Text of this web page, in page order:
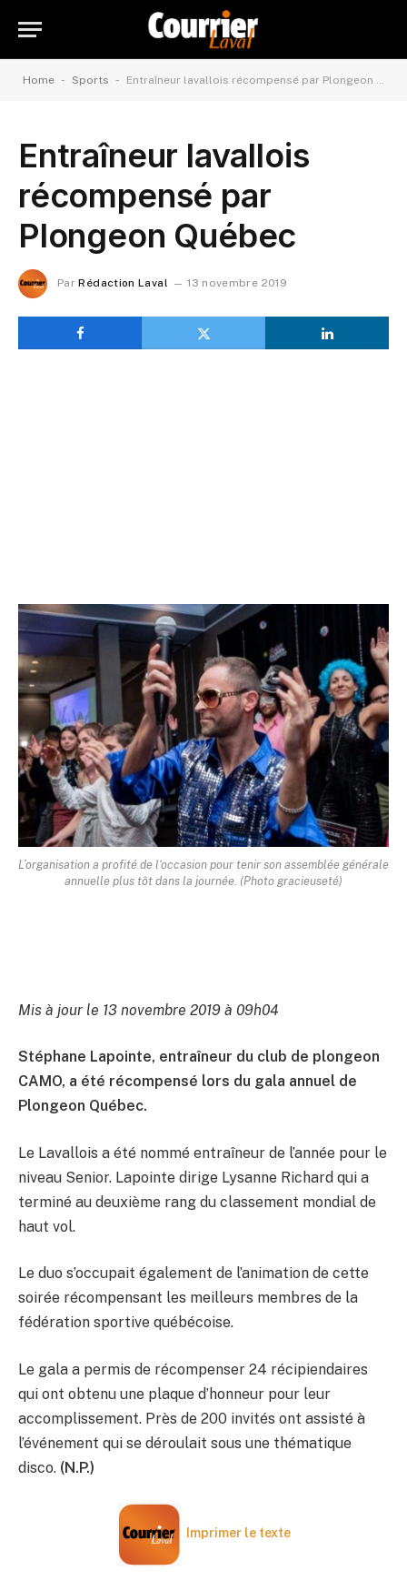
Home - Sports - Entraîneur lavallois récompensé par Plongeon Québec
Entraîneur lavallois
récompensé par
Plongeon Québec
Par Rédaction Laval 13 novembre 2019
L’organisation a profité de l‘occasion pour tenir son assemblée générale
annuelle plus tôt dans la journée. (Photo gracieuseté)
Mis à jour le 13 novembre 2019 à 09h04
Stéphane Lapointe, entraîneur du club de plongeon
CAMO, a été récompensé lors du gala annuel de
Plongeon Québec.
Le Lavallois a été nommé entraîneur de l’année pour le
niveau Senior. Lapointe dirige Lysanne Richard qui a
terminé au deuxième rang du classement mondial de
haut vol.
Le duo s’occupait également de l’animation de cette
soirée récompensant les meilleurs membres de la
fédération sportive québécoise.
Le gala a permis de récompenser 24 récipiendaires
qui ont obtenu une plaque d’honneur pour leur
accomplissement. Près de 200 invités ont assisté à
l’événement qui se déroulait sous une thématique
disco. (N.P.)
Imprimer le texte